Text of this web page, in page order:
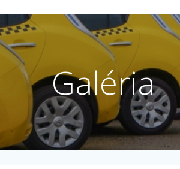
Galéria